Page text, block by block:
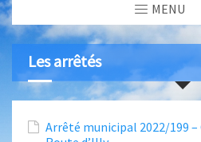
MENU
Les arrêtés
Arrêté municipal 2022/199